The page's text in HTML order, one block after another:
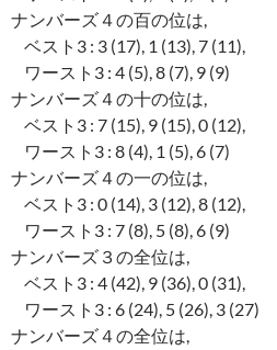
ナンバーズ４の百の位は,
ベスト3 : 3 (17), 1 (13), 7 (11),
ワースト3 : 4 (5), 8 (7), 9 (9)
ナンバーズ４の十の位は,
ベスト3 : 7 (15), 9 (15), 0 (12),
ワースト3 : 8 (4), 1 (5), 6 (7)
ナンバーズ４の一の位は,
ベスト3 : 0 (14), 3 (12), 8 (12),
ワースト3 : 7 (8), 5 (8), 6 (9)
ナンバーズ３の全位は,
ベスト3 : 4 (42), 9 (36), 0 (31),
ワースト3 : 6 (24), 5 (26), 3 (27)
ナンバーズ４の全位は,